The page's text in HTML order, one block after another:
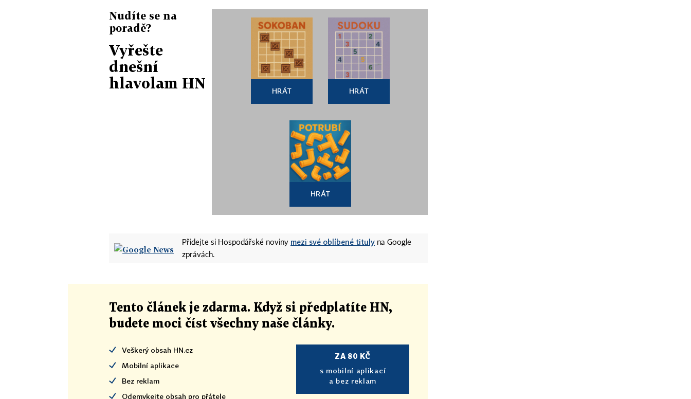
Nudíte se na
poradě?
Vyřešte
dnešní
hlavolam HN
HRÁT HRÁT
HRÁT
Přidejte si Hospodářské noviny mezi své oblíbené tituly na Google
zprávách.
Tento článek je zdarma. Když si předplatíte HN,
budete moci číst všechny naše články.
Veškerý obsah HN.cz
Mobilní aplikace
Bez reklam
Odemykejte obsah pro přátele
ZA 80 KČ
s mobilní aplikací
a bez reklam